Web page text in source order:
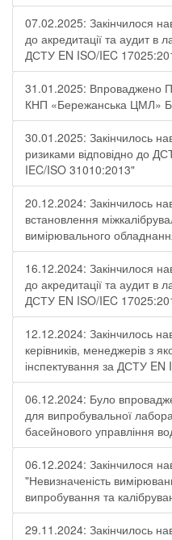
07.02.2025: Закінчилося
до акредитації та аудит в
ДСТУ EN ISO/IEC
31.01.2025: Впроваджено
КНП «Бережанська ЦМЛ»
30.01.2025: Закінчилось
ризиками відповідно до
IEC/ISO 31010:2013"
20.12.2024: Закінчилось
встановлення
вимірювального
16.12.2024: Закінчилося
до акредитації та аудит в
ДСТУ EN ISO/IEC
12.12.2024: Закінчилось
керівників, менеджерів з
інспектування за ДСТУ
06.12.2024: Було
для випробувальної
басейнового управління
06.12.2024: Закінчилося
"Невизначеність
випробування та
29.11.2024: Закінчилось